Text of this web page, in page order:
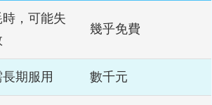
時，可能失
幾乎免費
長期服用 數千元